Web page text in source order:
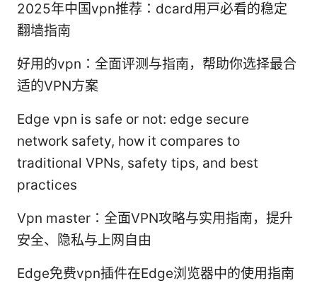
2025年中国vpn推荐：dcard用户必看的稳定
翻墙指南
好用的vpn：全面评测与指南，帮助你选择最合
适的VPN方案
Edge vpn is safe or not: edge secure
network safety, how it compares to
traditional VPNs, safety tips, and best
practices
Vpn master：全面VPN攻略与实用指南，提升
安全、隐私与上网自由
Edge免费vpn插件在Edge浏览器中的使用指南